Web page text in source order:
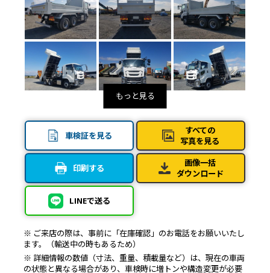
車検証を見る
印刷する
LINEで送る
すべての
写真を見る
画像一括
ダウンロード
※ ご来店の際は、事前に「在庫確認」のお電話をお願いいたし
ます。（輸送中の時もあるため）
※ 詳細情報の数値（寸法、重量、積載量など）は、現在の車両
の状態と異なる場合があり、車検時に増トンや構造変更が必要